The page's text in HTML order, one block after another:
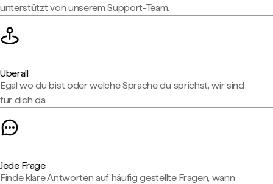
unterstützt von unserem Support-Team.
Überall
Egal wo du bist oder welche Sprache du sprichst, wir sind
für dich da.
Jede Frage
Finde klare Antworten auf häufig gestellte Fragen, wann